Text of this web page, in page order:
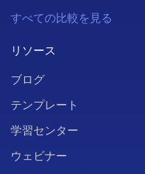
すべての比較を見る
リソース
ブログ
テンプレート
学習センター
ウェビナー